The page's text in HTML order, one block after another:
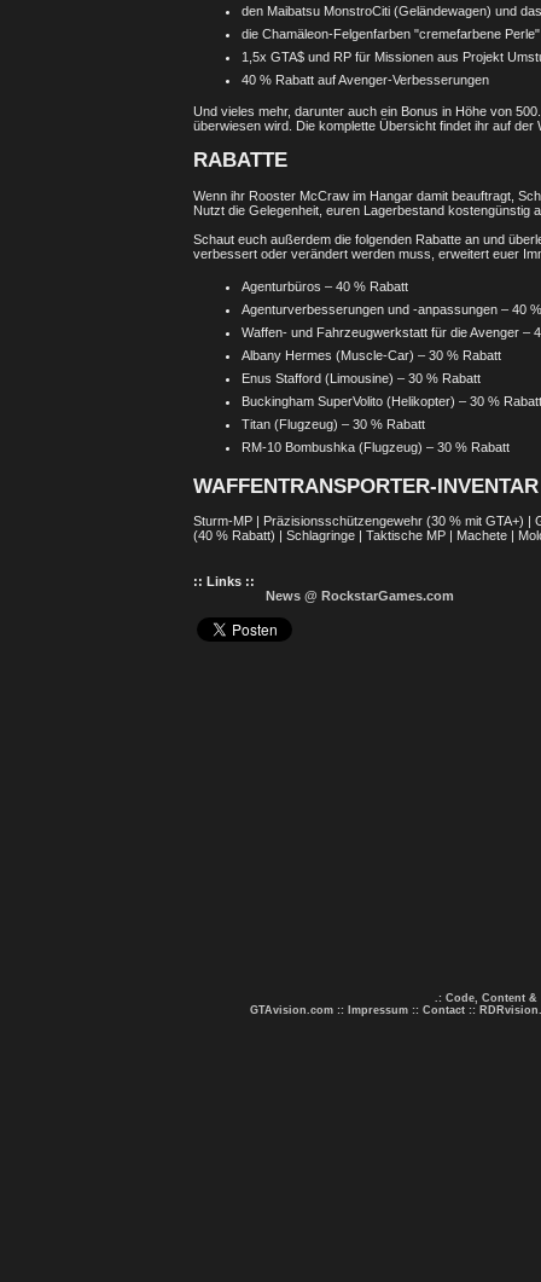
den Maibatsu MonstroCiti (Geländewagen) und
die Chamäleon-Felgenfarben "cremefarbene
1,5x GTA$ und RP für Missionen aus Projekt
40 % Rabatt auf Avenger-Verbesserungen
Und vieles mehr, darunter auch ein Bonus in Höhe von
überwiesen wird. Die komplette Übersicht findet ihr auf der
RABATTE
Wenn ihr Rooster McCraw im Hangar damit beauftragt,
Nutzt die Gelegenheit, euren Lagerbestand kostengünstig
Schaut euch außerdem die folgenden Rabatte an und
verbessert oder verändert werden muss, erweitert euer
Agenturbüros – 40 % Rabatt
Agenturverbesserungen und -anpassungen – 40
Waffen- und Fahrzeugwerkstatt für die Avenger –
Albany Hermes (Muscle-Car) – 30 % Rabatt
Enus Stafford (Limousine) – 30 % Rabatt
Buckingham SuperVolito (Helikopter) – 30 % Rabatt
Titan (Flugzeug) – 30 % Rabatt
RM-10 Bombushka (Flugzeug) – 30 % Rabatt
WAFFENTRANSPORTER-
Sturm-MP | Präzisionsschützengewehr (30 % mit GTA+)
(40 % Rabatt) | Schlagringe | Taktische MP | Machete |
:: Links ::
News @ RockstarGames.com
.: Code, Content &
GTAvision.com :: Impressum :: Contact ::